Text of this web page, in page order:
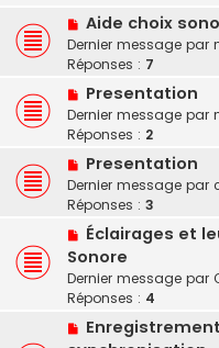
Aide choix
Dernier message par
Réponses : 7
Presentation
Dernier message par
Réponses : 2
Presentation
Dernier message par
Réponses : 3
Éclairages et
Sonore
Dernier message par
Réponses : 4